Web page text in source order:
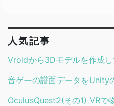
人気記事
Vroidから3Dモデルを作成
音ゲーの譜面データをUnity
OculusQuest2(その1) VRで